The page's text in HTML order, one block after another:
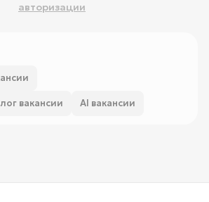
авторизации
вакансии AI вакансии